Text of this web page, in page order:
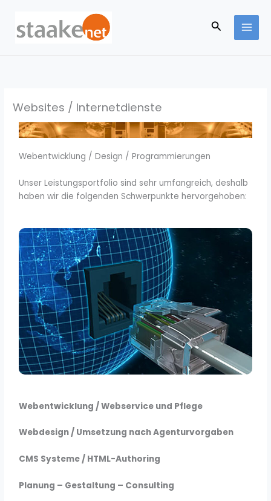
springen
Suchen
Websites / Internetdienste
Webentwicklung / Design / Programmierungen
Unser Leistungsportfolio sind sehr umfangreich, deshalb
haben wir die folgenden Schwerpunkte hervorgehoben:
Webentwicklung / Webservice und Pflege
Webdesign / Umsetzung nach Agenturvorgaben
CMS Systeme / HTML-Authoring
Planung – Gestaltung – Consulting